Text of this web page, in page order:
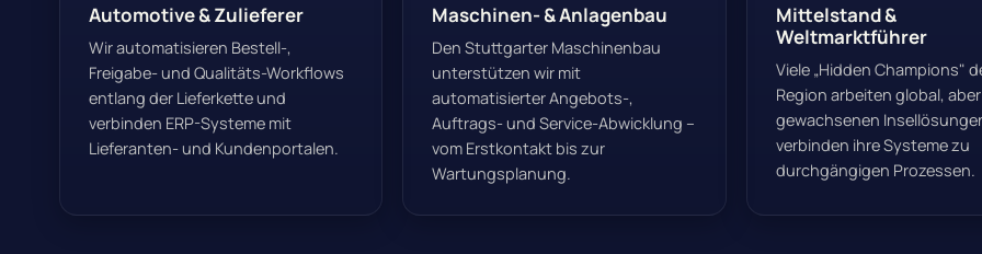
Automotive & Zulieferer
Wir automatisieren Bestell-,
Freigabe- und Qualitäts-Workflows
entlang der Lieferkette und
verbinden ERP-Systeme mit
Lieferanten- und Kundenportalen.
Maschinen- & Anlagenbau
Den Stuttgarter Maschinenbau
unterstützen wir mit
automatisierter Angebots-,
Auftrags- und Service-Abwicklung –
vom Erstkontakt bis zur
Wartungsplanung.
Mittelstand &
Weltmarktführer
Viele „Hidden Champions"
Region arbeiten global,
gewachsenen
verbinden ihre Systeme zu
durchgängigen Prozessen.